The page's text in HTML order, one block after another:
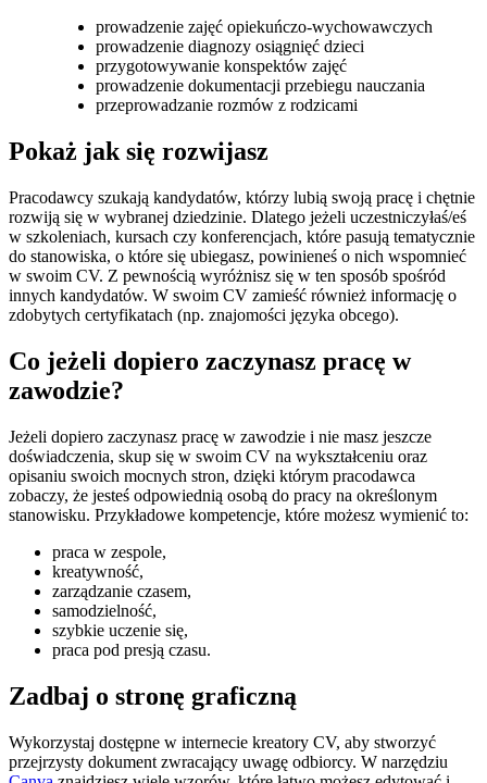
prowadzenie zajęć opiekuńczo-wychowawczych
prowadzenie diagnozy osiągnięć dzieci
przygotowywanie konspektów zajęć
prowadzenie dokumentacji przebiegu nauczania
przeprowadzanie rozmów z rodzicami
Pokaż jak się rozwijasz
Pracodawcy szukają kandydatów, którzy lubią swoją pracę i chętnie
rozwiją się w wybranej dziedzinie. Dlatego jeżeli uczestniczyłaś/eś
w szkoleniach, kursach czy konferencjach, które pasują tematycznie
do stanowiska, o które się ubiegasz, powinieneś o nich wspomnieć
w swoim CV. Z pewnością wyróżnisz się w ten sposób spośród
innych kandydatów. W swoim CV zamieść również informację o
zdobytych certyfikatach (np. znajomości języka obcego).
Co jeżeli dopiero zaczynasz pracę w
zawodzie?
Jeżeli dopiero zaczynasz pracę w zawodzie i nie masz jeszcze
doświadczenia, skup się w swoim CV na wykształceniu oraz
opisaniu swoich mocnych stron, dzięki którym pracodawca
zobaczy, że jesteś odpowiednią osobą do pracy na określonym
stanowisku. Przykładowe kompetencje, które możesz wymienić to:
praca w zespole,
kreatywność,
zarządzanie czasem,
samodzielność,
szybkie uczenie się,
praca pod presją czasu.
Zadbaj o stronę graficzną
Wykorzystaj dostępne w internecie kreatory CV, aby stworzyć
przejrzysty dokument zwracający uwagę odbiorcy. W narzędziu